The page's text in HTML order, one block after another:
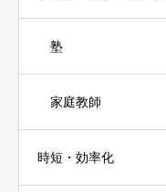
塾
家庭教師
時短・効率化